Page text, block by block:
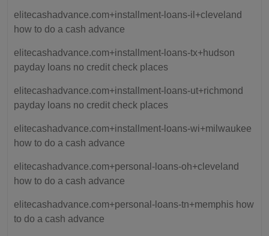
elitecashadvance.com+installment-loans-il+cleveland
how to do a cash advance
elitecashadvance.com+installment-loans-tx+hudson
payday loans no credit check places
elitecashadvance.com+installment-loans-ut+richmond
payday loans no credit check places
elitecashadvance.com+installment-loans-wi+milwaukee
how to do a cash advance
elitecashadvance.com+personal-loans-oh+cleveland
how to do a cash advance
elitecashadvance.com+personal-loans-tn+memphis how
to do a cash advance